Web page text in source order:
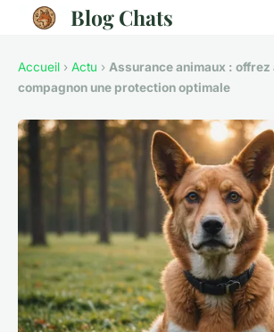
Blog Chats
Accueil › Actu › Assurance animaux : offrez
compagnon une protection optimale